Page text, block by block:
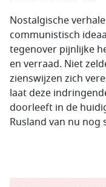
Nostalgische
communistisch
tegenover pijnlijke
en verraad. Niet
zienswijzen zich
laat deze
doorleeft in de
Rusland van nu nog